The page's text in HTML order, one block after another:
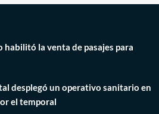
habilitó la venta de pasajes para
desplegó un operativo sanitario en
el temporal